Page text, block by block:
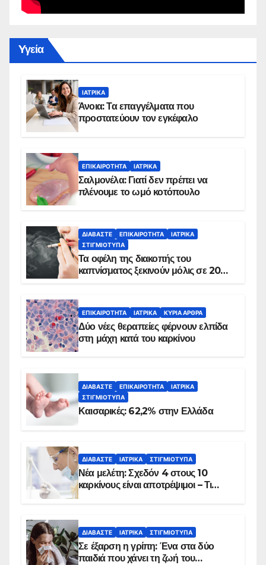
Yγεία
ΙΑΤΡΙΚΆ
Άνοια: Τα επαγγέλματα που
προστατεύουν τον εγκέφαλο
ΕΠΙΚΑΙΡΌΤΗΤΑ ΙΑΤΡΙΚΆ
Σαλμονέλα: Γιατί δεν πρέπει να
πλένουμε το ωμό κοτόπουλο
ΔΙΑΒΆΣΤΕ ΕΠΙΚΑΙΡΌΤΗΤΑ
ΙΑΤΡΙΚΆ
ΣΤΙΓΜΙΌΤΥΠΑ
Τα οφέλη της διακοπής του
καπνίσματος ξεκινούν μόλις σε 20
ΕΠΙΚΑΙΡΌΤΗΤΑ ΙΑΤΡΙΚΆ ΚΥΡΙΑ ΑΡΘΡΑ
Δύο νέες θεραπείες φέρνουν ελπίδα
στη μάχη κατά του καρκίνου
ΔΙΑΒΆΣΤΕ ΕΠΙΚΑΙΡΌΤΗΤΑ
ΙΑΤΡΙΚΆ
ΣΤΙΓΜΙΌΤΥΠΑ
Καισαρικές: 62,2% στην Ελλάδα
ΔΙΑΒΆΣΤΕ ΙΑΤΡΙΚΆ ΣΤΙΓΜΙΌΤΥΠΑ
Νέα μελέτη: Σχεδόν 4 στους 10
καρκίνους είναι αποτρέψιμοι – Τι
ΔΙΑΒΆΣΤΕ ΙΑΤΡΙΚΆ ΣΤΙΓΜΙΌΤΥΠΑ
Σε έξαρση η γρίπη: Ένα στα δύο
παιδιά που χάνει τη ζωή του